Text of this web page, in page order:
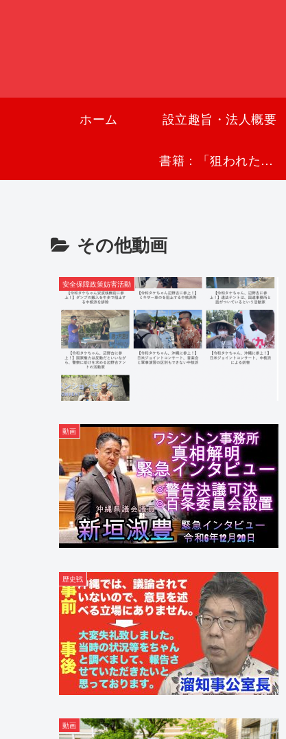
ホーム 設立趣旨・法人概要
書籍：「狙われた沖縄〜真実の沖縄史が日本を救う〜」
その他動画
安全保障政策妨害活動
動画
歴史戦
動画